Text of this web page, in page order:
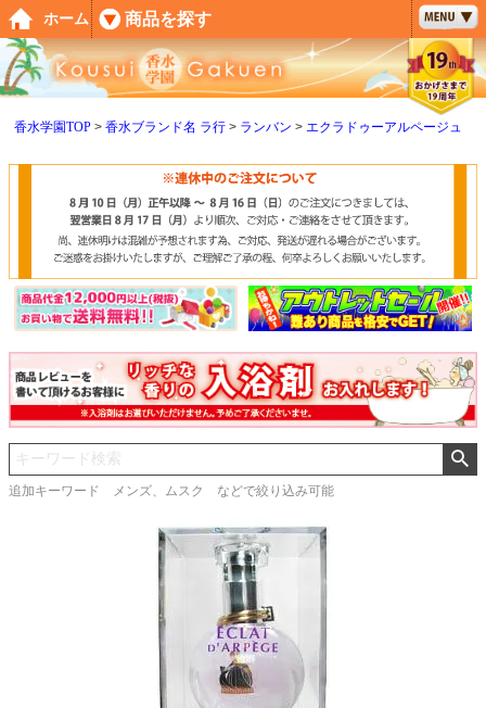
香水学園TOP 香水ブランド名 ラ行 ランバン エクラドゥーアルページュ
追加キーワード メンズ、ムスク などで絞り込み可能
ペー
ジト
ップ
へ
ホーム 商品を探す